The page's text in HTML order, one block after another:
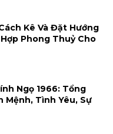
Kê Và Đặt Hướng
Phong Thuỷ Cho
Ngọ 1966: Tổng
Mệnh, Tình Yêu, Sự